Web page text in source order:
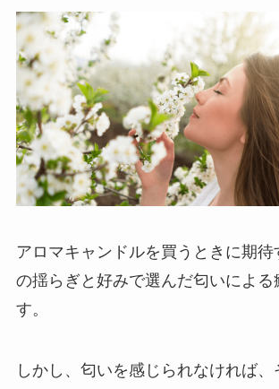
アロマキャンドルを買うときに期待
の揺らぎと好みで選んだ匂いによる
す。
しかし、匂いを感じられなければ、